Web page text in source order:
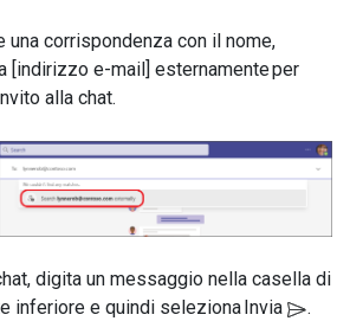
una corrispondenza con il nome,
[indirizzo e-mail] esternamente per
alla chat.
digita un messaggio nella casella di
inferiore e quindi seleziona Invia
.